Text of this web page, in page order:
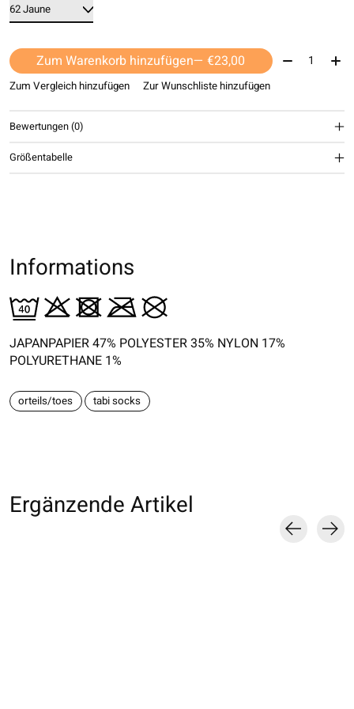
Zum Warenkorb hinzufügen — €23,00 Menge:
Zum Vergleich hinzufügen Zur Wunschliste hinzufügen
Bewertungen (0)
Größentabelle
Informations
JAPANPAPIER 47% POLYESTER 35% NYLON 17%
POLYURETHANE 1%
orteils/toes tabi socks
Ergänzende Artikel